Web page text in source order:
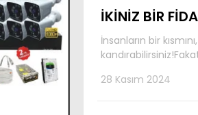
İKİNİZ BİR
İnsanların bir
28 Kasım 2024